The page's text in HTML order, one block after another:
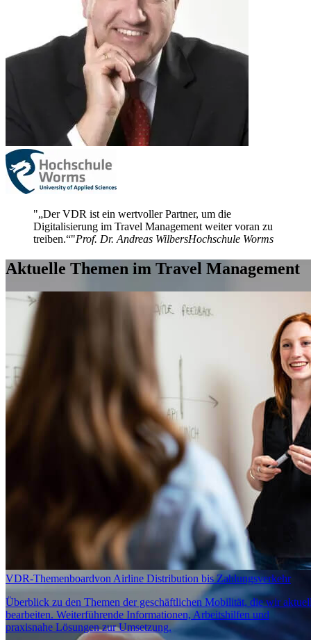
„Der VDR ist ein wertvoller Partner, um die
Digitalisierung im Travel Management weiter voran zu
treiben.“ Prof. Dr. Andreas WilbersHochschule Worms
Aktuelle Themen im Travel Management
VDR-Themenboardvon Airline Distribution bis Zahlungsverkehr
Überblick zu den Themen der geschäftlichen Mobilität, die wir
bearbeiten. Weiterführende Informationen, Arbeitshilfen und
praxisnahe Lösungen zur Umsetzung.